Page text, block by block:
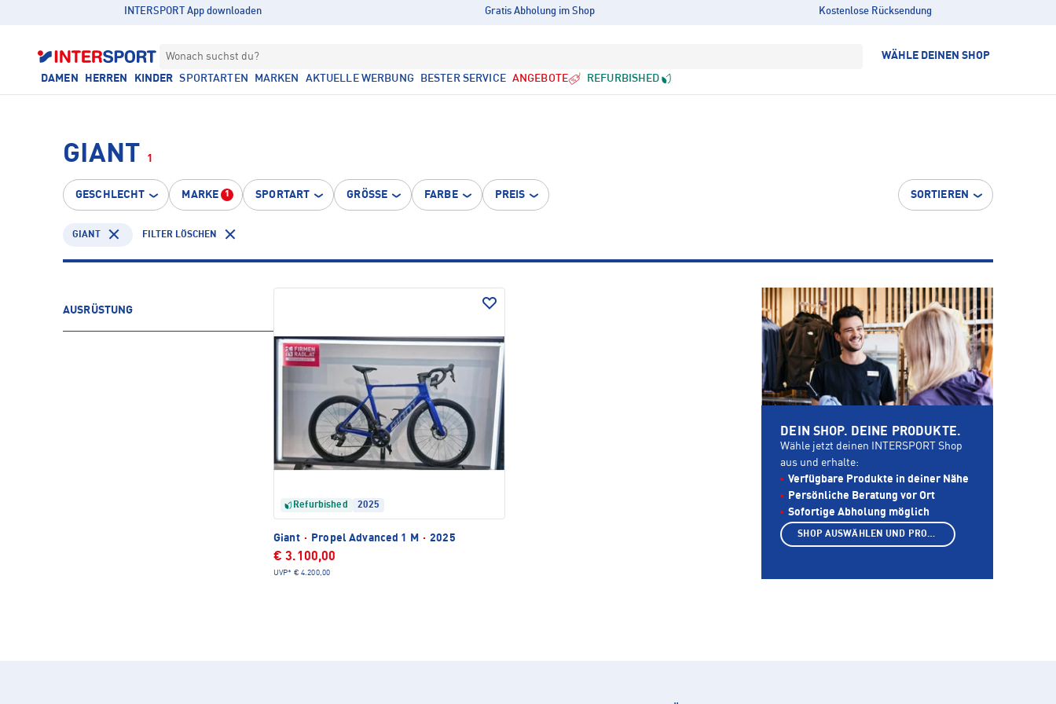
INTERSPORT App downloaden Gratis Abholung im Shop Kostenlose Rücksendung
Wonach suchst du? WÄHLE DEINEN SHOP
DAMEN HERREN KINDER SPORTARTEN MARKEN AKTUELLE WERBUNG BESTER SERVICE ANGEBOTE REFURBISHED
GIANT 1
GESCHLECHT MARKE 1 SPORTART GRÖSSE FARBE PREIS SORTIEREN
GIANT FILTER LÖSCHEN
AUSRÜSTUNG
Refurbished 2025
Giant · Propel Advanced 1 M · 2025
€ 3.100,00
UVP* € 4.200,00
DEIN SHOP. DEINE PRODUKTE.
Wähle jetzt deinen INTERSPORT Shop
aus und erhalte:
Verfügbare Produkte in deiner Nähe
Persönliche Beratung vor Ort
Sofortige Abholung möglich
SHOP AUSWÄHLEN UND PRODUKTE ANZEIGEN